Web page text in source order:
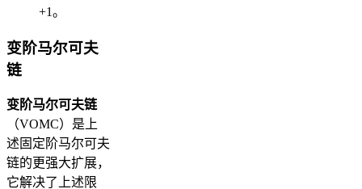
+1。
变阶马尔可夫
链
变阶马尔可夫链
（VOMC）是上
述固定阶马尔可夫
链的更强大扩展，
它解决了上述限